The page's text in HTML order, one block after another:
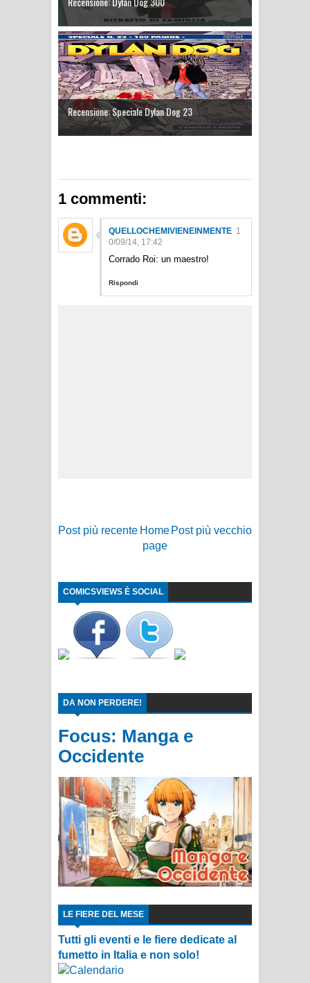
Recensione: Speciale Dylan Dog 23
1 commenti:
QUELLOCHEMIVIENEINMENTE 1
0/09/14, 17:42
Corrado Roi: un maestro!
Rispondi
Post più recente Post più vecchio
Home
page
COMICSVIEWS È SOCIAL
DA NON PERDERE!
Focus: Manga e
Occidente
LE FIERE DEL MESE
Tutti gli eventi e le fiere dedicate al
fumetto in Italia e non solo!